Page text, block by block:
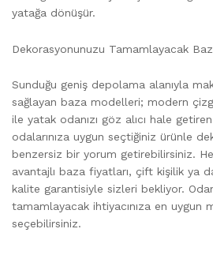
yatağa dönüşür.
Dekorasyonunuzu Tamamlayacak
Sunduğu geniş depolama alanıyla
sağlayan baza modelleri; modern
ile yatak odanızı göz alıcı hale
odalarınıza uygun seçtiğiniz ürünle
benzersiz bir yorum getirebilirsiniz.
avantajlı baza fiyatları, çift kişilik ya
kalite garantisiyle sizleri bekliyor.
tamamlayacak ihtiyacınıza en uygun
seçebilirsiniz.